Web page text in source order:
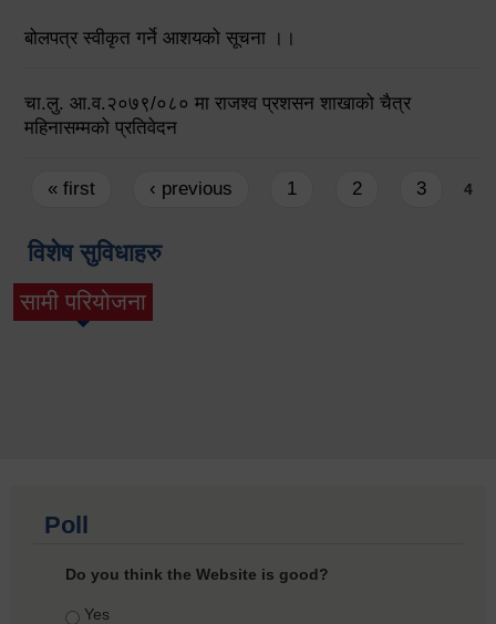
बोलपत्र स्वीकृत गर्ने आशयको सूचना ।।
चा.लु. आ.व.२०७९/०८० मा राजश्व प्रशसन शाखाको चैत्र
महिनासम्मको प्रतिवेदन
Pages
« first ‹ previous 1 2 3 4
विशेष सुविधाहरु
सामी परियोजना
(active tab)
Poll
Do you think the Website is good?
Choices
Yes